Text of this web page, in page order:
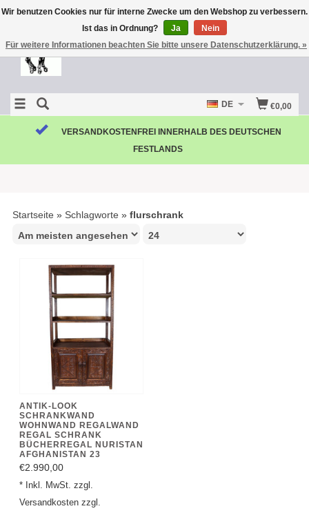
€0,00
DE
VERSANDKOSTENFREI INNERHALB DES DEUTSCHEN
FESTLANDS
Startseite » Schlagworte » flurschrank
ANTIK-LOOK
SCHRANKWAND
WOHNWAND REGALWAND
REGAL SCHRANK
BÜCHERREGAL NURISTAN
AFGHANISTAN 23
€2.990,00
* Inkl. MwSt. zzgl.
Versandkosten zzgl.
Wir benutzen Cookies nur für interne Zwecke um den Webshop zu verbessern.
Ist das in Ordnung?
Ja
Nein
Für weitere Informationen beachten Sie bitte unsere Datenschutzerklärung. »